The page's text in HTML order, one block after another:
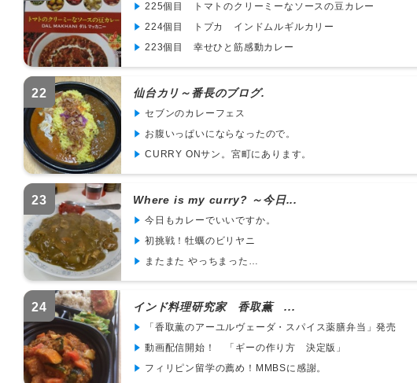
225個目 トマトのクリーミーなソースの豆カレー
224個目 トプカ インドムルギルカリー
223個目 幸せひと筋感動カレー
22 仙台カリ～番長のブログ.
セブンのカレーフェス
お腹いっぱいにならなったので。
CURRY ONサン。宮町にあります。
23 Where is my curry? ～今日...
今日もカレーでいいですか。
初挑戦！牡蠣のビリヤニ
またまた やっちまった…
24 インド料理研究家 香取薫 ...
「香取薫のアーユルヴェーダ・スパイス薬膳弁当」発売
動画配信開始！ 「ギーの作り方 決定版」
フィリピン留学の薦め！MMBSに感謝。